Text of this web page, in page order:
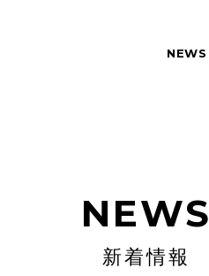
NEWS
NEWS
新着情報